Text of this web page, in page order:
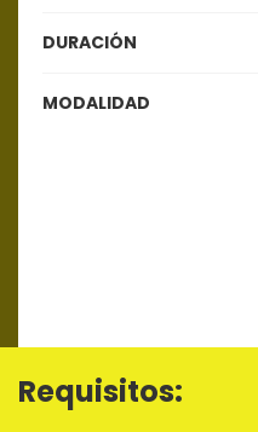
DURACIÓN
MODALIDAD
Requisitos: